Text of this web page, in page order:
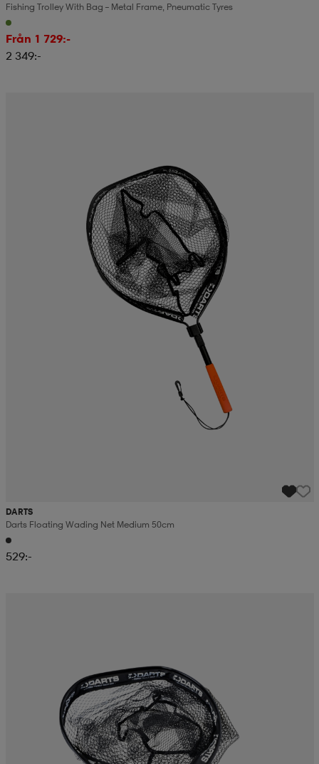
Fishing Trolley With Bag – Metal Frame, Pneumatic Tyres
Från 1 729:-
2 349:-
DARTS
Darts Floating Wading Net Medium 50cm
529:-